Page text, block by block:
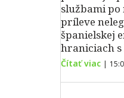
službami
príleve
španielskej
hraniciach
Čítať viac |